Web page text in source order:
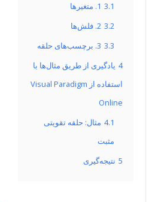
3.1 1. متغیرها
3.2 2. فلش‌ها
3.3 3. برچسب‌های حلقه
یادگیری از طریق مثال‌ها با
استفاده از Visual Paradigm
Online
4.1 مثال: حلقه تقویتی
مثبت
نتیجه‌گیری